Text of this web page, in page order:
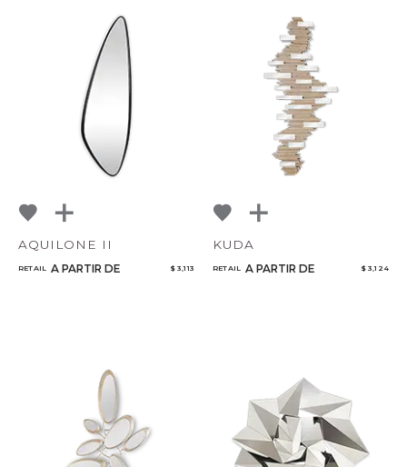
AQUILONE II
RETAIL A PARTIR DE $ 3,113
KUDA
RETAIL A PARTIR DE $ 3,124